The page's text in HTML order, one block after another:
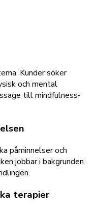
Kunder söker
och mental
till mindfulness-
påminnelser och
jobbar i bakgrunden
terapier